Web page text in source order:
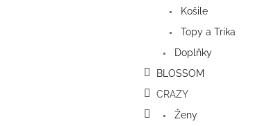
Košile
Topy a Trika
Doplňky
BLOSSOM
CRAZY
Ženy